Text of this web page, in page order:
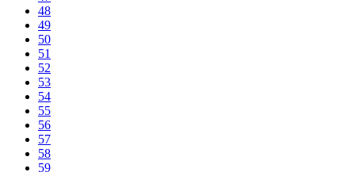
48
49
50
51
52
53
54
55
56
57
58
59